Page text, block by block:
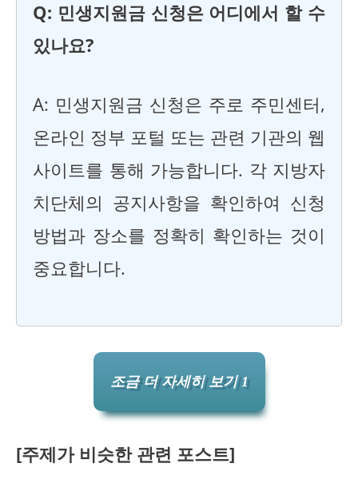
Q: 민생지원금 신청은 어디에서 할 수
있나요?
A: 민생지원금 신청은 주로 주민센터,
온라인 정부 포털 또는 관련 기관의 웹
사이트를 통해 가능합니다. 각 지방자
치단체의 공지사항을 확인하여 신청
방법과 장소를 정확히 확인하는 것이
중요합니다.
조금 더 자세히 보기 1
[주제가 비슷한 관련 포스트]